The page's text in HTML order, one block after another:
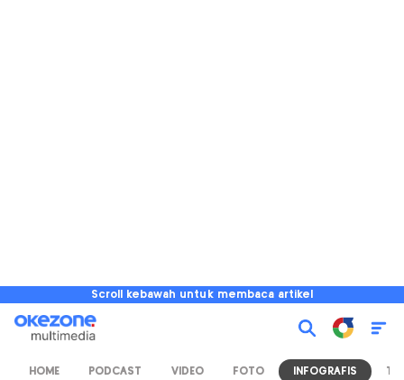
Scroll kebawah untuk membaca artikel
HOME PODCAST VIDEO FOTO INFOGRAFIS TV